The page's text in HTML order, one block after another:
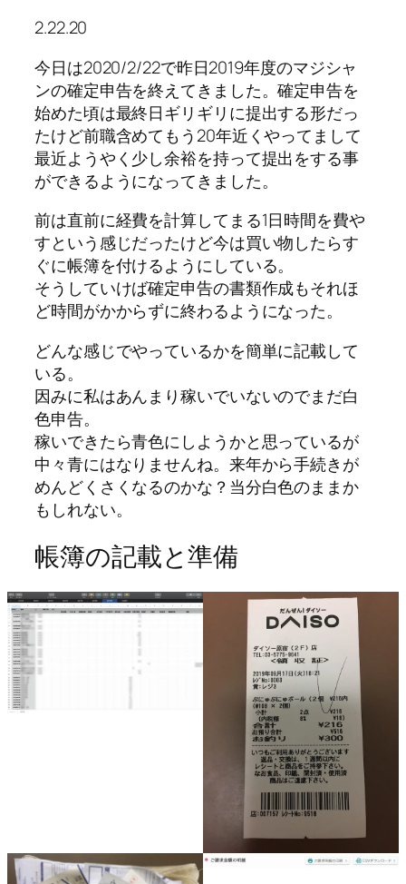
2.22.20
今日は2020/2/22で昨日2019年度のマジシャ
ンの確定申告を終えてきました。確定申告を
始めた頃は最終日ギリギリに提出する形だっ
たけど前職含めてもう20年近くやってまして
最近ようやく少し余裕を持って提出をする事
ができるようになってきました。
前は直前に経費を計算してまる1日時間を費や
すという感じだったけど今は買い物したらす
ぐに帳簿を付けるようにしている。
そうしていけば確定申告の書類作成もそれほ
ど時間がかからずに終わるようになった。
どんな感じでやっているかを簡単に記載して
いる。
因みに私はあんまり稼いでいないのでまだ白
色申告。
稼いできたら青色にしようかと思っているが
中々青にはなりませんね。来年から手続きが
めんどくさくなるのかな？当分白色のままか
もしれない。
帳簿の記載と準備